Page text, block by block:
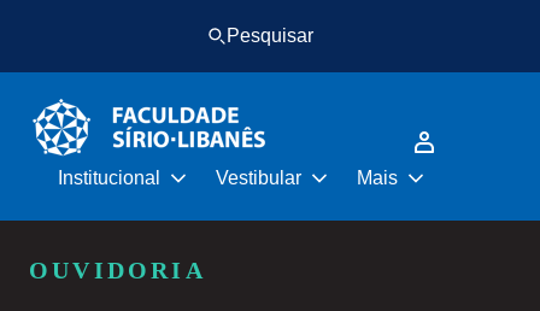
o
conteúdo
principal
o
rodapé
Pesquisar
Institucional Vestibular Mais
OUVIDORIA